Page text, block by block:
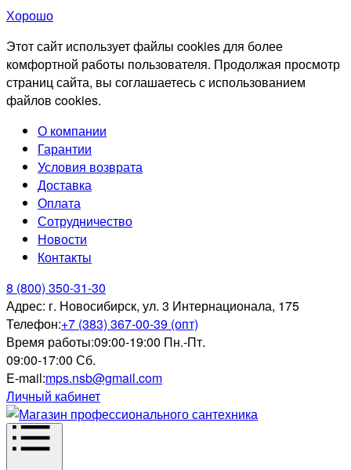
Хорошо
Этот сайт использует файлы cookies для более
комфортной работы пользователя. Продолжая просмотр
страниц сайта, вы соглашаетесь с использованием
файлов cookies.
О компании
Гарантии
Условия возврата
Доставка
Оплата
Сотрудничество
Новости
Контакты
8 (800) 350-31-30
Адрес: г. Новосибирск, ул. 3 Интернационала, 175
Телефон:+7 (383) 367-00-39 (опт)
Время работы:09:00-19:00 Пн.-Пт.
09:00-17:00 Сб.
E-mail:mps.nsb@gmail.com
Личный кабинет